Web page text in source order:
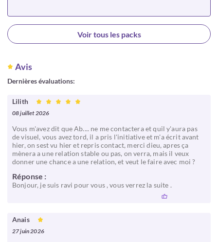
Choisir
Voir tous les packs
Avis
Dernières évaluations:
Lilith
08 juillet 2026
Vous m'avez dit que Ab.... ne me contactera et quil y'aura pas
de visuel, vous avez tord, il a pris l'initiative et m'a écrit avant
hier, on sest vu hier et repris contact, merci dieu, apres ça
mènera a une relation stable ou pas, on verra, mais il veux
donner une chance a une relation, et veut le faire avec moi ?
Réponse :
Bonjour, je suis ravi pour vous , vous verrez la suite .
Anais
27 juin 2026